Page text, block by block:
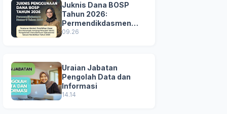
Juknis Dana BOSP
Tahun 2026:
Permendikdasmen
Nomor 8 Tahun 2026
09.26
Uraian Jabatan
Pengolah Data dan
Informasi
14.14